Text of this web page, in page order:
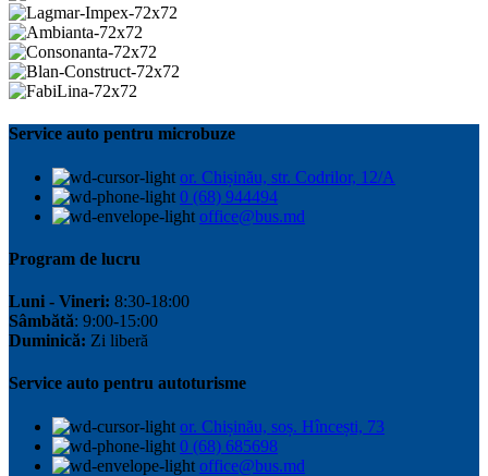
Service auto pentru microbuze
or. Chișinău, str. Codrilor, 12/A
0 (68) 944494
office@bus.md
Program de lucru
Luni - Vineri: 8:30-18:00
Sâmbătă: 9:00-15:00
Duminică: Zi liberă
Service auto pentru autoturisme
or. Chișinău, soș. Hîncești, 73
0 (68) 685698
office@bus.md